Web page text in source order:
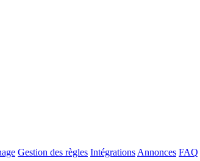
Gestion des règles Intégrations Annonces FAQ